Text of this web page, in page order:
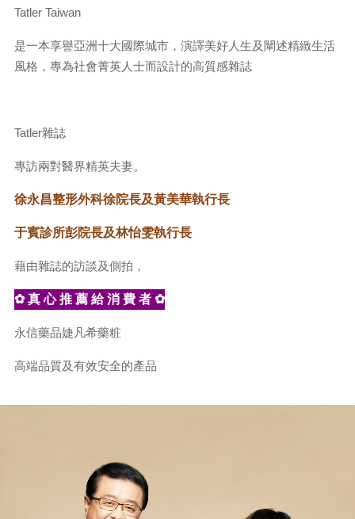
Tatler Taiwan
是一本享譽亞洲十大國際城市，演譯美好人生及闡述精緻生活
風格，專為社會菁英人士而設計的高質感雜誌
Tatler雜誌
專訪兩對醫界精英夫妻。
徐永昌整形外科徐院長及黃美華執行長
于賓診所彭院長及林怡雯執行長
藉由雜誌的訪談及側拍，
✿ 真 心 推 薦 給 消 費 者 ✿
永信藥品婕凡希藥粧
高端品質及有效安全的產品